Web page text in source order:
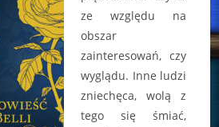
ze względu na
obszar
zainteresowań, czy
wyglądu. Inne ludzi
zniechęca, wolą z
tego się śmiać,